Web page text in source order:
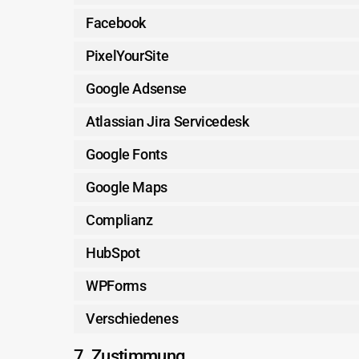
Facebook
PixelYourSite
Google Adsense
Atlassian Jira Servicedesk
Google Fonts
Google Maps
Complianz
HubSpot
WPForms
Verschiedenes